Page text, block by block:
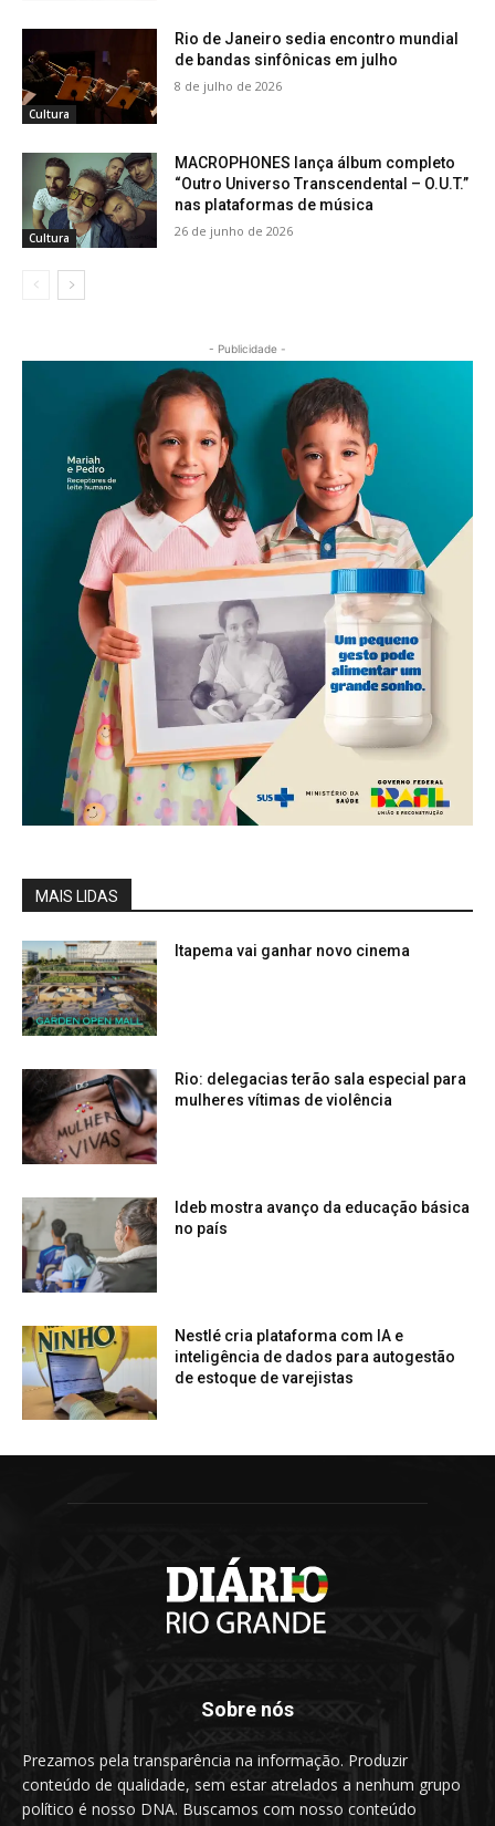
Cultura
Rio de Janeiro sedia encontro mundial
de bandas sinfônicas em julho
8 de julho de 2026
Cultura
MACROPHONES lança álbum completo
“Outro Universo Transcendental – O.U.T.”
nas plataformas de música
26 de junho de 2026
- Publicidade -
MAIS LIDAS
Itapema vai ganhar novo cinema
Rio: delegacias terão sala especial para
mulheres vítimas de violência
Ideb mostra avanço da educação básica
no país
Nestlé cria plataforma com IA e
inteligência de dados para autogestão
de estoque de varejistas
Sobre nós
Prezamos pela transparência na informação. Produzir
conteúdo de qualidade, sem estar atrelados a nenhum grupo
político é nosso DNA. Buscamos com nosso conteúdo